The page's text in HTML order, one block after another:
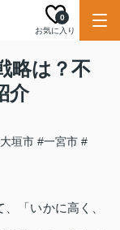
お気に入り
0
略は？不
介
垣市 #一宮市 #
「いかに高く、